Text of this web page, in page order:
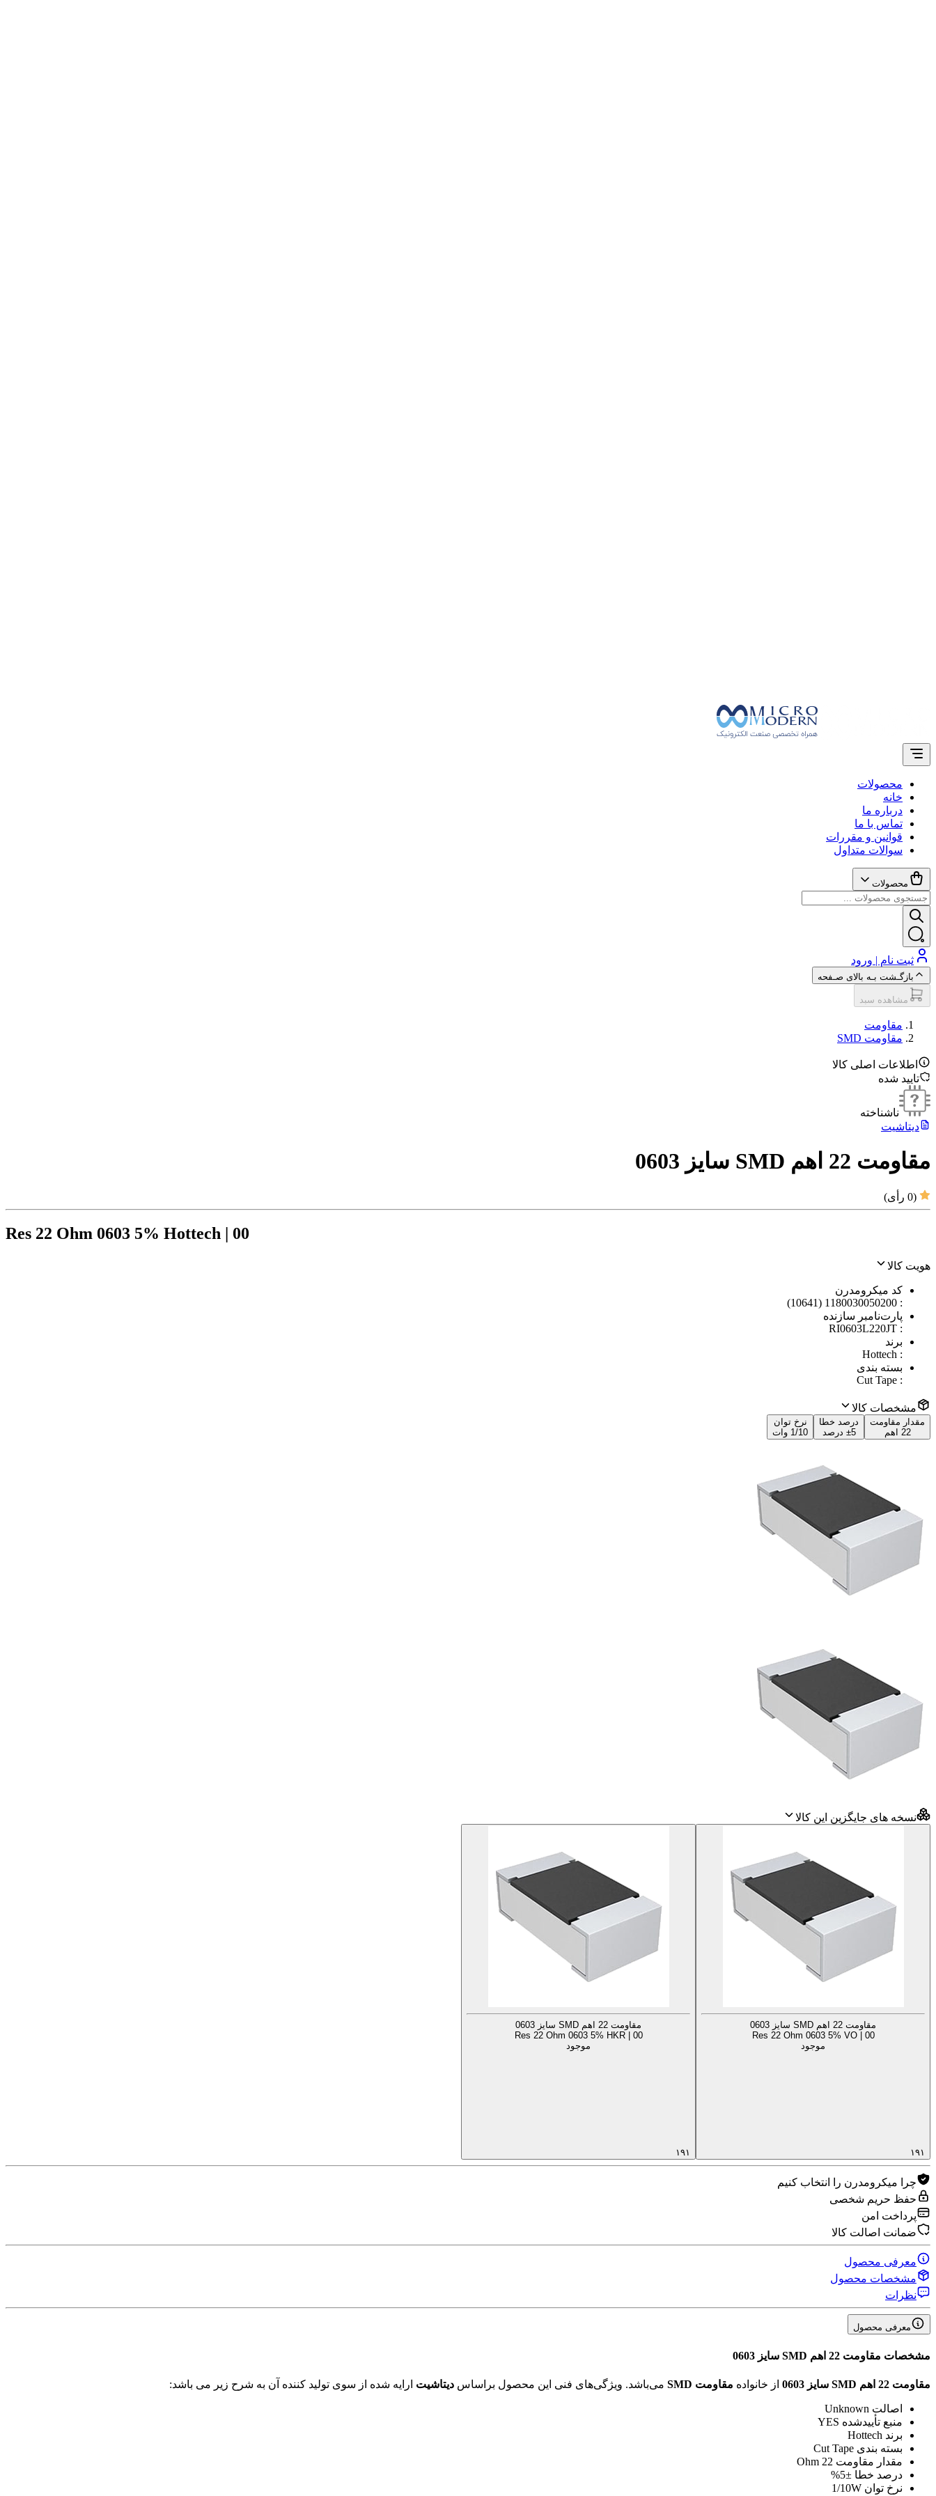
محصولات
خانه
درباره ما
تماس با ما
قوانین و مقررات
سوالات متداول
محصولات
ثبت نام | ورود
بازگـشت بـه بالای صـفحه
مشاهده سبد
مقاومت‌
مقاومت SMD
اطلاعات اصلی کالا
تایید شده
ناشناخته
دیتاشیت
مقاومت 22 اهم SMD سایز 0603
(
0 رأی)
Res 22 Ohm 0603 5% Hottech | 00
هویت کالا
کد میکرومدرن
:
1180030050200 (10641)
پارت‌نامبر سازنده
:
RI0603L220JT
برند
:
Hottech
بسته بندی
:
Cut Tape
مشخصات کالا
مقدار مقاومت
22 اهم
درصد خطا
±5 درصد
نرخ توان
1/10 وات
نسخه های جایگزین این کالا
مقاومت 22 اهم SMD سایز 0603
Res 22 Ohm 0603 5% VO | 00
موجود
۱۹۱
مقاومت 22 اهم SMD سایز 0603
Res 22 Ohm 0603 5% HKR | 00
موجود
۱۹۱
چرا میکرومدرن را انتخاب کنیم
حفظ حریم شخصی
پرداخت امن
ضمانت اصالت کالا
معرفی محصول
مشخصات محصول
نظرات
معرفی محصول
مشخصات مقاومت 22 اهم SMD سایز 0603
مقاومت 22 اهم SMD سایز 0603 از خانواده مقاومت SMD می‌باشد. ویژگی‌های فنی این محصول براساس دیتاشیت ارایه شده از سوی تولید کننده آن به شرح زیر می باشد:
اصالت Unknown
منبع تأیید‌شده YES
برند Hottech
بسته بندی Cut Tape
مقدار مقاومت 22 Ohm
درصد خطا ±5%
نرخ توان 1/10W